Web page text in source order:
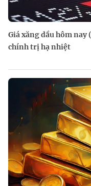
Giá xăng dầu hôm
chính trị hạ nhiệt